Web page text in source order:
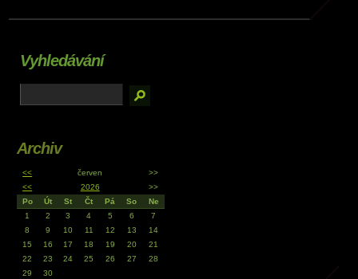
Vyhledávání
Archiv
<< červen
>>
<<
2026
>>
Po
Út St Čt Pá So
Ne
1
2 3 4 5 6
7
8
9 10 11 12 13
14
15
16 17 18 19 20
21
22
23 24 25 26 27
28
29
30